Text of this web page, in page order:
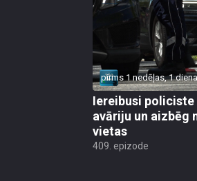
pirms 1 nedēļas, 1
Iereibusi policiste
avāriju un aizbēg
vietas
409. epizode